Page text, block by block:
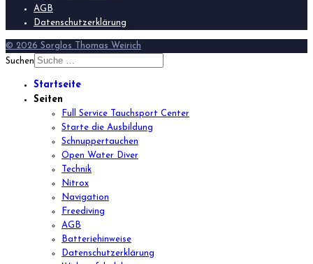
AGB
Datenschutzerklärung
© 2026 Sorglos Thomas Weirich
Suchen
Startseite
Seiten
Full Service Tauchsport Center
Starte die Ausbildung
Schnuppertauchen
Open Water Diver
Technik
Nitrox
Navigation
Freediving
AGB
Batteriehinweise
Datenschutzerklärung